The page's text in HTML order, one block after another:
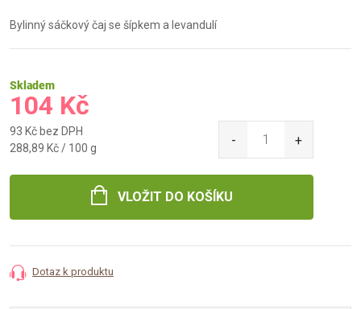
Bylinný sáčkový čaj se šípkem a levandulí
Skladem
104 Kč
93 Kč bez DPH
Měrná
288,89 Kč / 100 g
VLOŽIT DO KOŠÍKU
Dotaz k produktu